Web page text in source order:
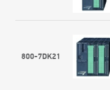
800-7DK21